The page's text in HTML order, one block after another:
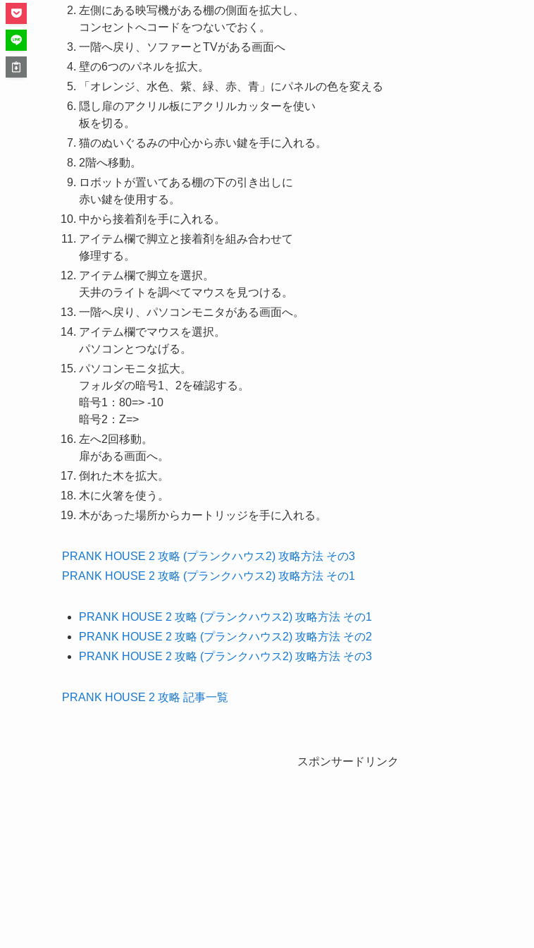
左側にある映写機がある棚の側面を拡大し、
コンセントへコードをつないでおく。
一階へ戻り、ソファーとTVがある画面へ
壁の6つのパネルを拡大。
「オレンジ、水色、紫、緑、赤、青」にパネルの色を変える
隠し扉のアクリル板にアクリルカッターを使い
板を切る。
猫のぬいぐるみの中心から赤い鍵を手に入れる。
2階へ移動。
ロボットが置いてある棚の下の引き出しに
赤い鍵を使用する。
中から接着剤を手に入れる。
アイテム欄で脚立と接着剤を組み合わせて
修理する。
アイテム欄で脚立を選択。
天井のライトを調べてマウスを見つける。
一階へ戻り、パソコンモニタがある画面へ。
アイテム欄でマウスを選択。
パソコンとつなげる。
パソコンモニタ拡大。
フォルダの暗号1、2を確認する。
暗号1：80=> -10
暗号2：Z=>
左へ2回移動。
扉がある画面へ。
倒れた木を拡大。
木に火箸を使う。
木があった場所からカートリッジを手に入れる。
PRANK HOUSE 2 攻略 (プランクハウス2) 攻略方法 その3
PRANK HOUSE 2 攻略 (プランクハウス2) 攻略方法 その1
PRANK HOUSE 2 攻略 (プランクハウス2) 攻略方法 その1
PRANK HOUSE 2 攻略 (プランクハウス2) 攻略方法 その2
PRANK HOUSE 2 攻略 (プランクハウス2) 攻略方法 その3
PRANK HOUSE 2 攻略 記事一覧
スポンサードリンク